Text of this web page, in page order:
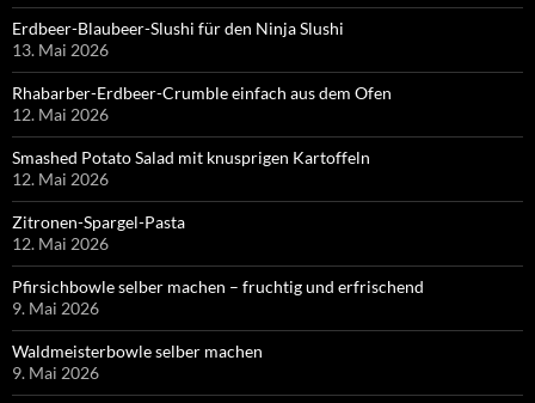
Erdbeer-Blaubeer-Slushi für den Ninja Slushi
13. Mai 2026
Rhabarber-Erdbeer-Crumble einfach aus dem Ofen
12. Mai 2026
Smashed Potato Salad mit knusprigen Kartoffeln
12. Mai 2026
Zitronen-Spargel-Pasta
12. Mai 2026
Pfirsichbowle selber machen – fruchtig und erfrischend
9. Mai 2026
Waldmeisterbowle selber machen
9. Mai 2026